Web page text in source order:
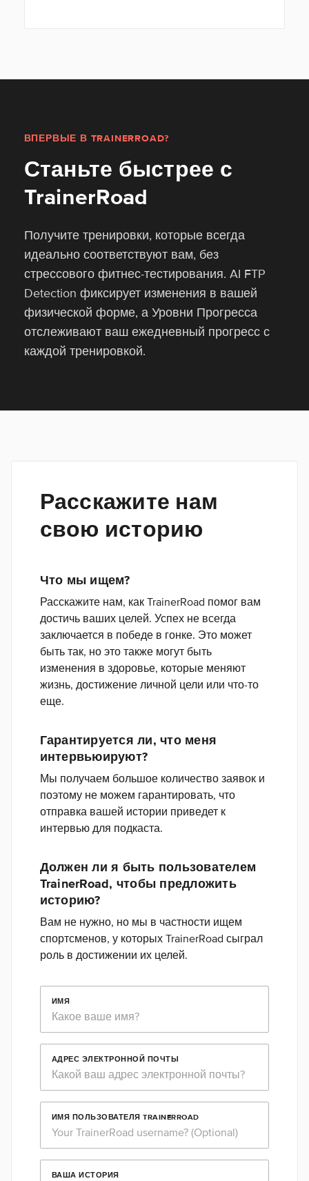
ВПЕРВЫЕ В TRAINERROAD?
Станьте быстрее с
TrainerRoad
Получите тренировки, которые всегда
идеально соответствуют вам, без
стрессового фитнес-тестирования. AI FTP
Detection фиксирует изменения в вашей
физической форме, а Уровни Прогресса
отслеживают ваш ежедневный прогресс с
каждой тренировкой.
Расскажите нам
свою историю
Что мы ищем?
Расскажите нам, как TrainerRoad помог вам
достичь ваших целей. Успех не всегда
заключается в победе в гонке. Это может
быть так, но это также могут быть
изменения в здоровье, которые меняют
жизнь, достижение личной цели или что-то
еще.
Гарантируется ли, что меня
интервьюируют?
Мы получаем большое количество заявок и
поэтому не можем гарантировать, что
отправка вашей истории приведет к
интервью для подкаста.
Должен ли я быть пользователем
TrainerRoad, чтобы предложить
историю?
Вам не нужно, но мы в частности ищем
спортсменов, у которых TrainerRoad сыграл
роль в достижении их целей.
ИМЯ
АДРЕС ЭЛЕКТРОННОЙ ПОЧТЫ
ИМЯ ПОЛЬЗОВАТЕЛЯ TRAINERROAD
ВАША ИСТОРИЯ